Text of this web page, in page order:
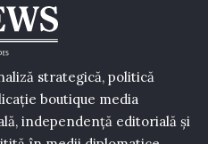
strategică, politică
boutique media
independență editorială și